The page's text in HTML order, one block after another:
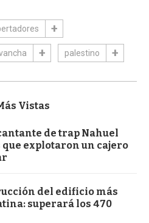
palestino
Vistas
de trap Nahuel
que explotaron un cajero
del edificio más
superará los 470